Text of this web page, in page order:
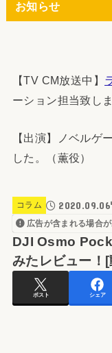
お知らせ
【TV CM放送中】
ーション担当致しま
【出演】ノベルゲ
した。（薫役）
コラム 2020.09.06
広告が含まれる場合
DJI Osmo
みたレビュー！
ポスト シェア